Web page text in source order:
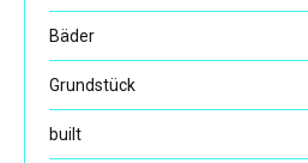
Bäder
Grundstück
built